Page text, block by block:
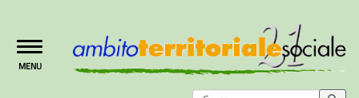
Toggle
navigation
MENU